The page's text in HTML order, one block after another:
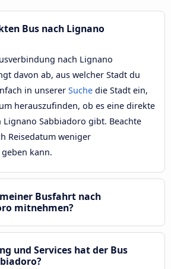
Bus nach Lignano
nach Lignano
davon ab, aus welcher Stadt du
in unserer Suche die Stadt ein,
herauszufinden, ob es eine direkte
Lignano Sabbiadoro gibt. Beachte
Reisedatum weniger
kann.
Busfahrt nach
mitnehmen?
und Services hat der Bus